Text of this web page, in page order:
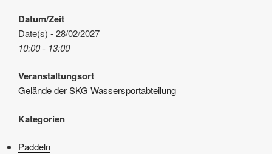
Datum/Zeit
Date(s) - 28/02/2027
10:00 - 13:00
Veranstaltungsort
Gelände der SKG Wassersportabteilung
Kategorien
Paddeln